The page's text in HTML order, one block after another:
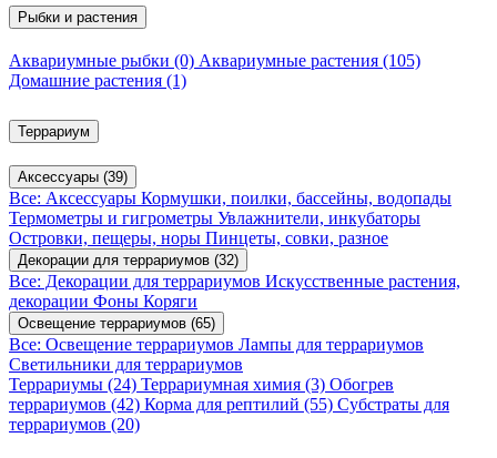
Рыбки и растения
Аквариумные рыбки (0) Аквариумные растения (105)
Домашние растения (1)
Террариум
Аксессуары (39)
Все: Аксессуары Кормушки, поилки, бассейны, водопады
Термометры и гигрометры Увлажнители, инкубаторы
Островки, пещеры, норы Пинцеты, совки, разное
Декорации для террариумов (32)
Все: Декорации для террариумов Искусственные растения,
декорации Фоны Коряги
Освещение террариумов (65)
Все: Освещение террариумов Лампы для террариумов
Светильники для террариумов
Террариумы (24) Террариумная химия (3) Обогрев
террариумов (42) Корма для рептилий (55) Субстраты для
террариумов (20)